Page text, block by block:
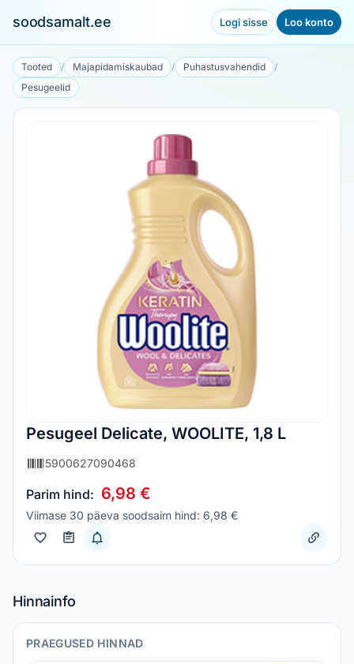
soodsamalt.ee Logi sisse Loo konto
Tooted / Majapidamiskaubad / Puhastusvahendid
/
Pesugeelid
Pesugeel Delicate, WOOLITE, 1,8 L
5900627090468
Parim hind: 6,98 €
Viimase 30 päeva soodsaim hind: 6,98 €
Hinnainfo
PRAEGUSED HINNAD